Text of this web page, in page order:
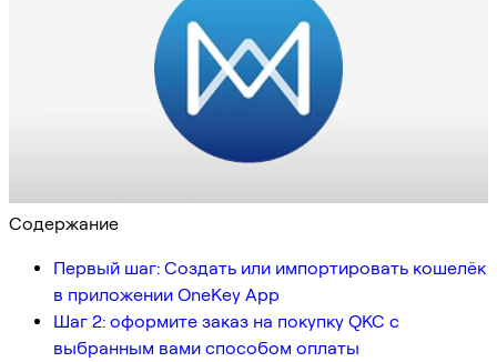
Содержание
Первый шаг: Создать или импортировать кошелёк
в приложении OneKey App
Шаг 2: оформите заказ на покупку QKC с
выбранным вами способом оплаты